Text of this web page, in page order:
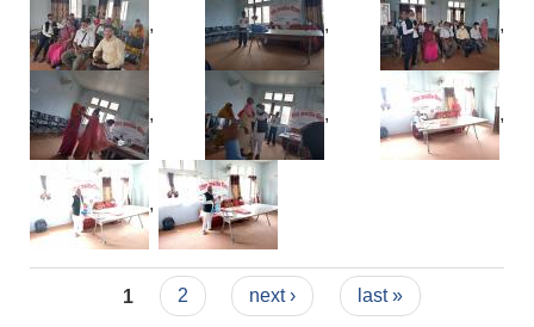
, , ,
, , ,
,
Pages
1 2 next › last »